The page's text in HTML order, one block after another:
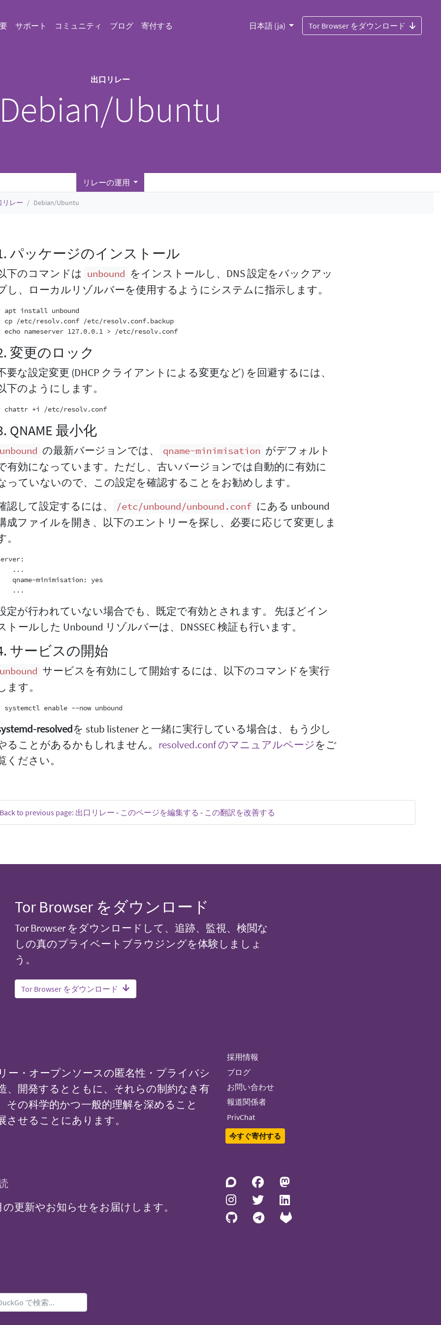
サポート コミュニティ ブログ 寄付する 日本語 (ja) Tor Browser をダウンロード
出口リレー
Ubuntu
リレーの運用
リレー Debian/Ubuntu
パッケージのインストール
下のコマンドは unbound をインストールし、DNS 設定をバックアッ
し、ローカルリゾルバーを使用するようにシステムに指示します。
apt install unbound
cp /etc/resolv.conf /etc/resolv.conf.backup
# echo nameserver 127.0.0.1 > /etc/resolv.conf
変更のロック
要な設定変更 (DHCP クライアントによる変更など) を回避するには、
下のようにします。
# chattr +i /etc/resolv.conf
QNAME 最小化
unbound の最新バージョンでは、 qname-minimisation がデフォルト
有効になっています。ただし、古いバージョンでは自動的に有効に
っていないので、この設定を確認することをお勧めします。
認して設定するには、
/etc/unbound/unbound.conf にある unbound
成ファイルを開き、以下のエントリーを探し、必要に応じて変更しま
。
...
qname-minimisation: yes
定が行われていない場合でも、既定で有効とされます。 先ほどイン
トールした Unbound リゾルバーは、DNSSEC 検証も行います。
サービスの開始
unbound サービスを有効にして開始するには、以下のコマンドを実行
ます。
resolvedを stub listener と一緒に実行している場合は、もう少し
ることがあるかもしれません。 resolved.conf のマニュアルページをご
ください。
to previous page: 出口リレー - このページを編集する - この翻訳を改善する
Tor Browser をダウンロード
Tor Browser をダウンロードして、追跡、監視、検閲な
しの真のプライベートブラウジングを体験しましょ
う。
Tor Browser をダウンロード
ー・オープンソースの匿名性・プライバシ
、開発するとともに、それらの制約なき有
その科学的かつ一般的理解を深めること
させることにあります。
採用情報
ブログ
お問い合わせ
報道関係者
PrivChat
今すぐ寄付する
の更新やお知らせをお届けします。